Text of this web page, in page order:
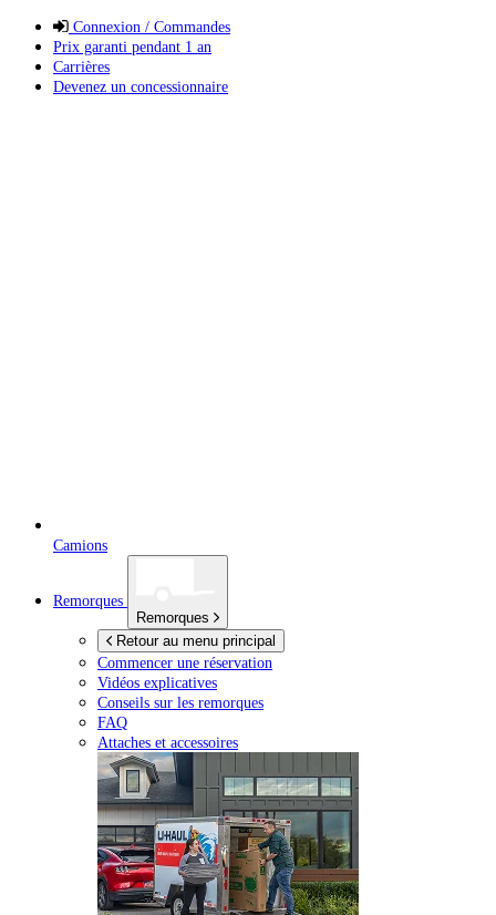
Connexion / Commandes
Prix garanti pendant 1 an
Carrières
Devenez un concessionnaire
Camions
Remorques
Remorques
Retour au menu principal
Commencer une réservation
Vidéos explicatives
Conseils sur les remorques
FAQ
Attaches et accessoires